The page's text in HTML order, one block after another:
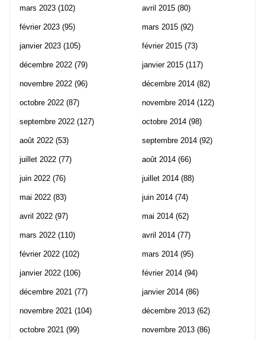
mars 2023 (102)
février 2023 (95)
janvier 2023 (105)
décembre 2022 (79)
novembre 2022 (96)
octobre 2022 (87)
septembre 2022 (127)
août 2022 (53)
juillet 2022 (77)
juin 2022 (76)
mai 2022 (83)
avril 2022 (97)
mars 2022 (110)
février 2022 (102)
janvier 2022 (106)
décembre 2021 (77)
novembre 2021 (104)
octobre 2021 (99)
avril 2015 (80)
mars 2015 (92)
février 2015 (73)
janvier 2015 (117)
décembre 2014 (82)
novembre 2014 (122)
octobre 2014 (98)
septembre 2014 (92)
août 2014 (66)
juillet 2014 (88)
juin 2014 (74)
mai 2014 (62)
avril 2014 (77)
mars 2014 (95)
février 2014 (94)
janvier 2014 (86)
décembre 2013 (62)
novembre 2013 (86)